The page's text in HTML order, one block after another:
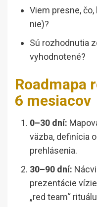
Viem presne,
nie)?
Sú rozhodnutia
vyhodnotené?
Roadmapa
6 mesiacov
0–30 dní:
väzba, definícia
prehlásenia.
30–90 dní:
prezentácie
„red team“